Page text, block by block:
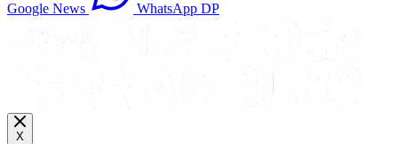
Google News WhatsApp DP
X